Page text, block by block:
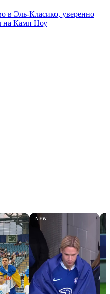
в Эль-Класико, уверенно
на Камп Ноу